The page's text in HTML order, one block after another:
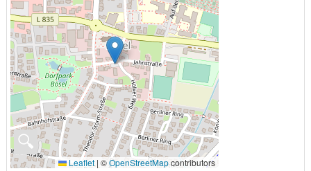
🔍
Leaflet | ©OpenStreetMapcontributors